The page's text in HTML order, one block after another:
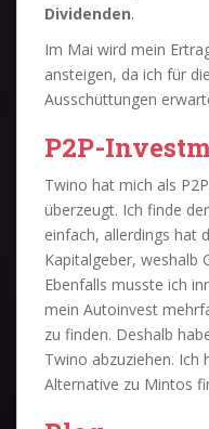
Dividenden.
Im Mai wird mein
ansteigen, da ich für
Ausschüttungen
P2P-
Twino hat mich als
überzeugt. Ich finde
einfach, allerdings hat
Kapitalgeber, weshalb
Ebenfalls musste ich
mein Autoinvest
zu finden. Deshalb
Twino abzuziehen. Ich
Alternative zu Mintos